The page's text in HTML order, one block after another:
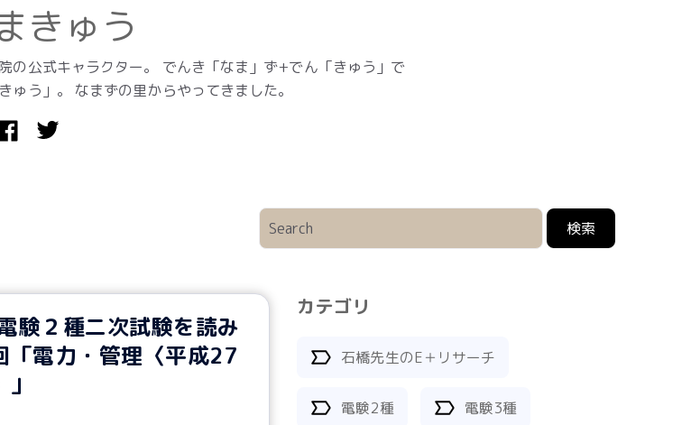
きゅう
の公式キャラクター。 でんき「なま」ず+でん「きゅう」で
ゅう」。 なまずの里からやってきました。
検索
カテゴリ
石橋先生のE＋リサーチ
電験2種 電験3種
験２種二次試験を読み
「電力・管理〈平成27